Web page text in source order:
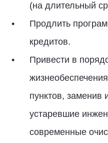
(на длительный
Продлить
кредитов.
Привести в
пунктов, заменив
устаревшие
современные